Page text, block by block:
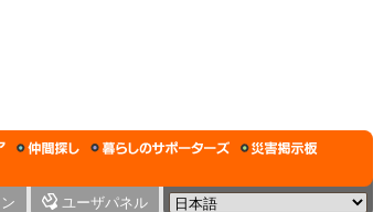
ユーザパネル